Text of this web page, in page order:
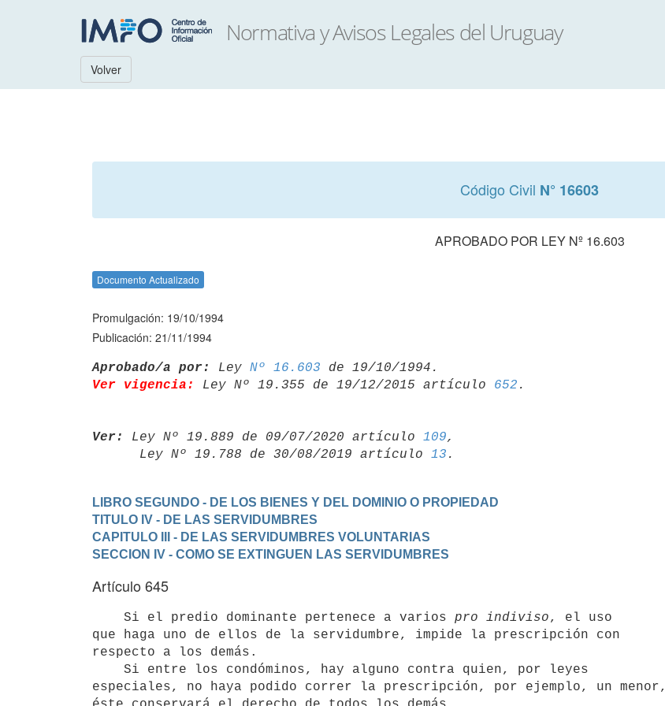
Volver
Código Civil N° 16603
APROBADO POR LEY Nº 16.603
Documento Actualizado
Promulgación: 19/10/1994
Publicación: 21/11/1994
Aprobado/a por: Ley Nº 16.603
Ver vigencia:
Ley Nº 19.355 de 19/12/2015 artículo 652
Ver: Ley Nº 19.889 de 09/07/2020 artículo 109,
      Ley Nº 19.788 de 30/08/2019 artículo
13
LIBRO SEGUNDO - DE LOS BIENES Y DEL DOMINIO O PROPIEDAD
TITULO IV - DE LAS SERVIDUMBRES
CAPITULO III - DE LAS SERVIDUMBRES VOLUNTARIAS
SECCION IV - COMO SE EXTINGUEN LAS SERVIDUMBRES
Artículo 645
    Si el predio dominante pertenece a varios
pro indiviso, el uso
que haga uno de ellos de la servidumbre, impide la prescripción con
respecto a los demás.
especiales, no haya podido correr la prescripción, por ejemplo, un menor,